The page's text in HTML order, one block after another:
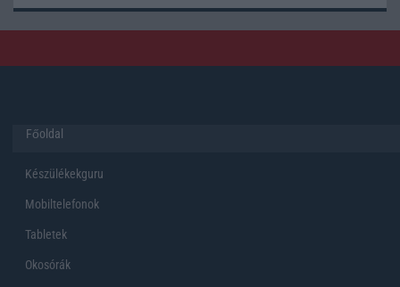
Főoldal
Készülékekguru
Mobiltelefonok
Tabletek
Okosórák